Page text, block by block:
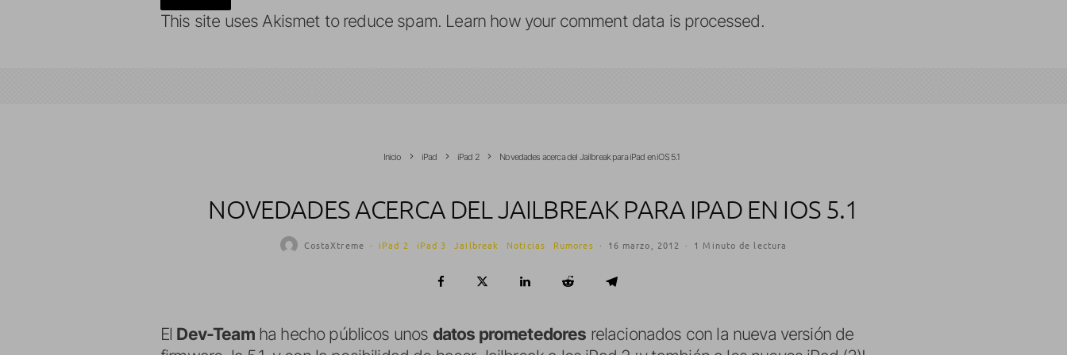
This site uses Akismet to reduce spam. Learn how your comment data is processed.
Inicio iPad iPad 2 Novedades acerca del Jailbreak para iPad en iOS 5.1
NOVEDADES ACERCA DEL JAILBREAK PARA IPAD EN IOS 5.1
CostaXtreme · iPad 2 iPad 3 Jailbreak Noticias Rumores · 16 marzo, 2012 · 1 Minuto de lectura
El Dev-Teamha hecho públicos unos datos prometedores relacionados con la nueva versión de